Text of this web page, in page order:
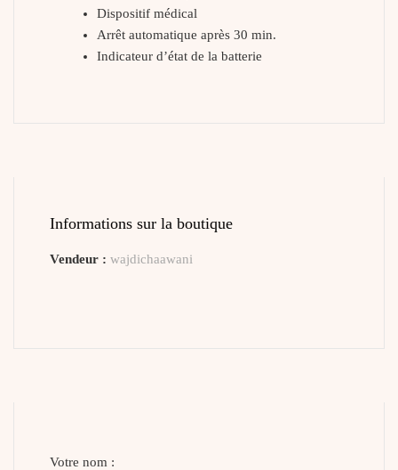
Dispositif médical
Arrêt automatique après 30 min.
Indicateur d’état de la batterie
Informations sur la boutique
Vendeur : wajdichaawani
Votre nom :